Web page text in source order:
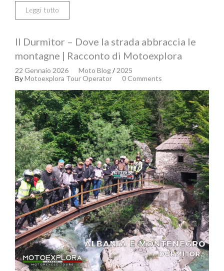
Leggi tutto
Il Durmitor – Dove la strada abbraccia le
montagne | Racconto di Motoexplora
22 Gennaio 2026 Moto Blog/2025
ByMotoexplora Tour Operator 0 Comments